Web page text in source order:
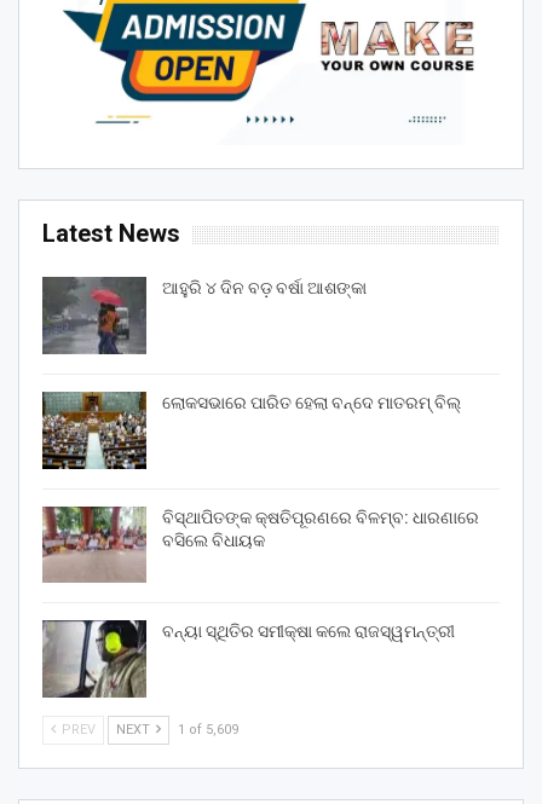
Latest News
ଆହୁରି ୪ ଦିନ ବଡ଼ ବର୍ଷା ଆଶଙ୍କା
ଲୋକସଭାରେ ପାରିତ ହେଲା ବନ୍ଦେ ମାତରମ୍‌ ବିଲ୍‌
ବିସ୍ଥାପିତଙ୍କ କ୍ଷତିପୂରଣରେ ବିଳମ୍ବ: ଧାରଣାରେ
ବସିଲେ ବିଧାୟକ
ବନ୍ୟା ସ୍ଥିତିର ସମୀକ୍ଷା କଲେ ରାଜସ୍ୱମନ୍ତ୍ରୀ
PREV NEXT 1 of 5,609